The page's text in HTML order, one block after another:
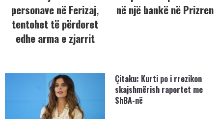
personave në Ferizaj,
tentohet të përdoret
edhe arma e zjarrit
në një bankë në Prizren
Çitaku: Kurti po i rrezikon
skajshmërish raportet me
ShBA-në